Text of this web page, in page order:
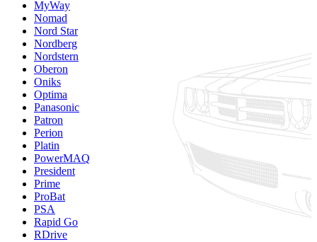
MyWay
Nomad
Nord Star
Nordberg
Nordstern
Oberon
Oniks
Optima
Panasonic
Patron
Perion
Platin
PowerMAQ
President
Prime
ProBat
PSA
Rapid Go
RDrive